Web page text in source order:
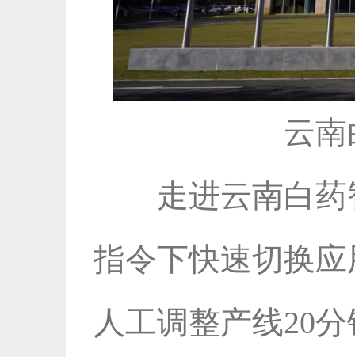
云
走进云南白药
指令下快速切换
人工调整产线20